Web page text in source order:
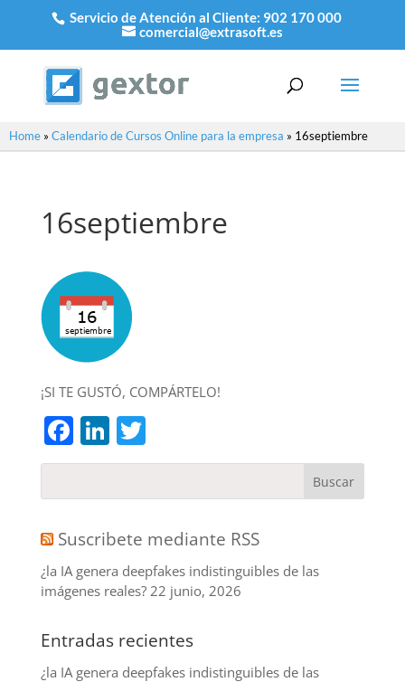
Servicio de Atención al Cliente: 902 170 000
comercial@extrasoft.es
Home » Calendario de Cursos Online para la empresa » 16septiembre
16septiembre
¡SI TE GUSTÓ, COMPÁRTELO!
Facebook
LinkedIn
Twitter
Suscribete mediante RSS
¿la IA genera deepfakes indistinguibles de las
imágenes reales? 22 junio, 2026
Entradas recientes
¿la IA genera deepfakes indistinguibles de las